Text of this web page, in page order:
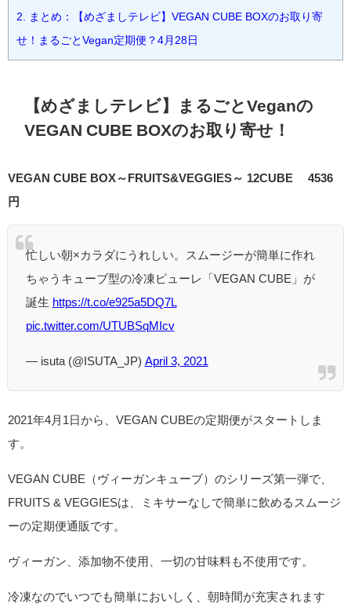
2. まとめ：【めざましテレビ】VEGAN CUBE BOXのお取り寄
せ！まるごとVegan定期便？4月28日
【めざましテレビ】まるごとVeganの
VEGAN CUBE BOXのお取り寄せ！
VEGAN CUBE BOX～FRUITS&VEGGIES～ 12CUBE 4536
円
忙しい朝×カラダにうれしい。スムージーが簡単に作れ
ちゃうキューブ型の冷凍ピューレ「VEGAN CUBE」が
誕生 https://t.co/e925a5DQ7L
pic.twitter.com/UTUBSqMIcv
— isuta (@ISUTA_JP) April 3, 2021
2021年4月1日から、VEGAN CUBEの定期便がスタートしま
す。
VEGAN CUBE（ヴィーガンキューブ）のシリーズ第一弾で、
FRUITS & VEGGIESは、ミキサーなしで簡単に飲めるスムージ
ーの定期便通販です。
ヴィーガン、添加物不使用、一切の甘味料も不使用です。
冷凍なのでいつでも簡単においしく、朝時間が充実されます